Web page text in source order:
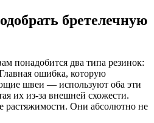
бретелечную
понадобится два типа резинок:
ошибка, которую
швеи — используют оба эти
их из-за внешней схожести.
растяжимости. Они абсолютно не